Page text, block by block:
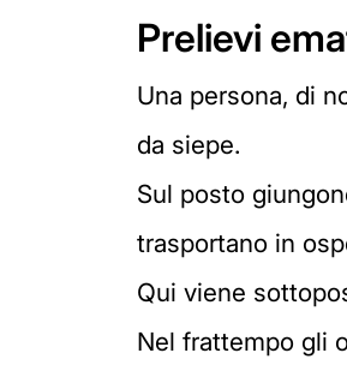
Prelievi
Una persona, di
da siepe.
Sul posto
trasportano in
Qui viene
Nel frattempo gli